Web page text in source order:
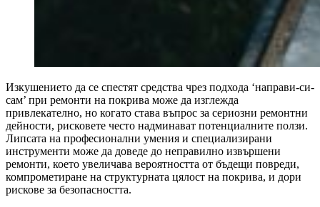
Изкушението да се спестят средства чрез подхода ‘направи-си-
сам’ при ремонти на покрива може да изглежда
привлекателно, но когато става въпрос за сериозни ремонтни
дейности, рисковете често надминават потенциалните ползи.
Липсата на професионални умения и специализирани
инструменти може да доведе до неправилно извършени
ремонти, което увеличава вероятността от бъдещи повреди,
компрометиране на структурната цялост на покрива, и дори
рискове за безопасността.